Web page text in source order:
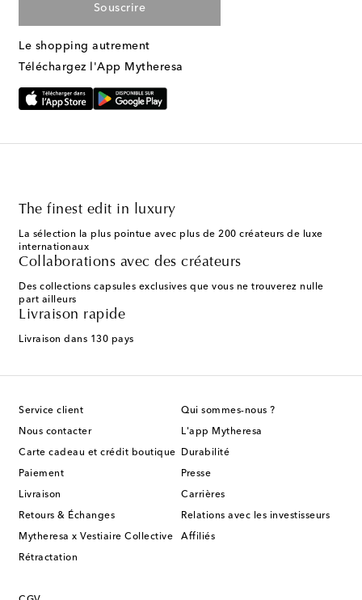
Souscrire
Le shopping autrement
Téléchargez l'App Mytheresa
The finest edit in luxury
La sélection la plus pointue avec plus de 200 créateurs de luxe
internationaux
Collaborations avec des créateurs
Des collections capsules exclusives que vous ne trouverez nulle
part ailleurs
Livraison rapide
Livraison dans 130 pays
Service client
Nous contacter
Carte cadeau et crédit boutique
Paiement
Livraison
Retours & Échanges
Mytheresa x Vestiaire Collective
Rétractation
Qui sommes-nous ?
L'app Mytheresa
Durabilité
Presse
Carrières
Relations avec les investisseurs
Affiliés